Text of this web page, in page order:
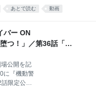
稿と決定稿
幸せ
・山盛り
ードーズ
が遂にアニ
＜公式サ
------
Portal
あとで読む 動画
バー ON
つ！」／第36話「野
場公開を記
に『機動警
話限定公